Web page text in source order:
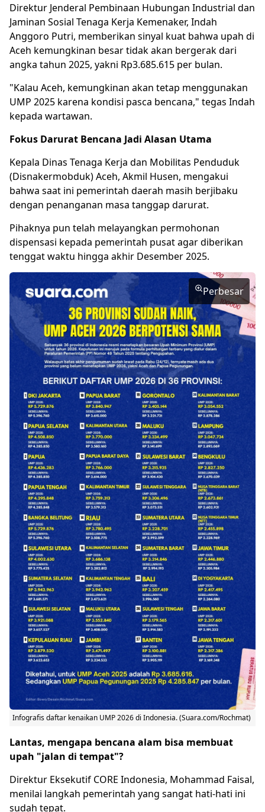
Direktur Jenderal Pembinaan Hubungan Industrial dan
Jaminan Sosial Tenaga Kerja Kemenaker, Indah
Anggoro Putri, memberikan sinyal kuat bahwa upah di
Aceh kemungkinan besar tidak akan bergerak dari
angka tahun 2025, yakni Rp3.685.615 per bulan.
"Kalau Aceh, kemungkinan akan tetap menggunakan
UMP 2025 karena kondisi pasca bencana," tegas Indah
kepada wartawan.
Fokus Darurat Bencana Jadi Alasan Utama
Kepala Dinas Tenaga Kerja dan Mobilitas Penduduk
(Disnakermobduk) Aceh, Akmil Husen, mengakui
bahwa saat ini pemerintah daerah masih berjibaku
dengan penanganan masa tanggap darurat.
Pihaknya pun telah melayangkan permohonan
dispensasi kepada pemerintah pusat agar diberikan
tenggat waktu hingga akhir Desember 2025.
Perbesar
Infografis daftar kenaikan UMP 2026 di Indonesia. (Suara.com/Rochmat)
Lantas, mengapa bencana alam bisa membuat
upah "jalan di tempat"?
Direktur Eksekutif CORE Indonesia, Mohammad Faisal,
menilai langkah pemerintah yang sangat hati-hati ini
sudah tepat.